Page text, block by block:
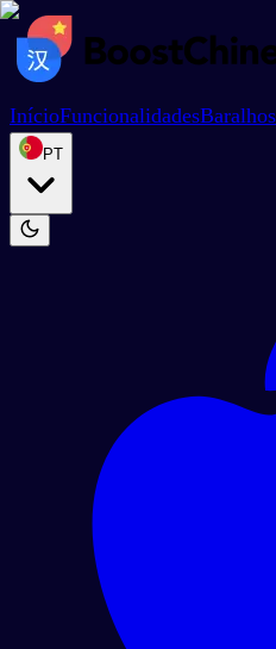
InícioFuncionalidadesBaralhos
PT